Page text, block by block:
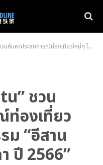
ณ์ท่องเที่ยวใหม่ๆ ไปกับกิจกรรม “อีสานม่วนกันวันธรรมดา ปี 2566”
ชวน
ท่องเที่ยว
ม “อีสาน
ปี 2566”